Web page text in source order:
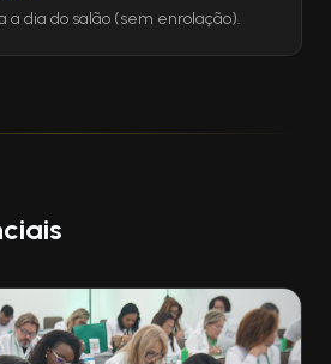
a dia do salão (sem enrolação).